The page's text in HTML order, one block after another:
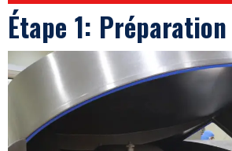
Étape 1: